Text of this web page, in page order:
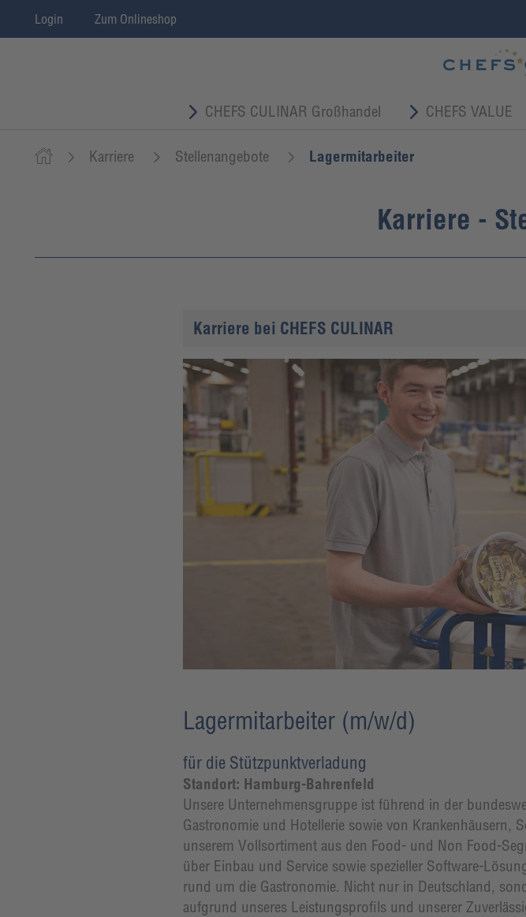
Login Zum Onlineshop
CHEFS CULINAR Großhandel CHEFS VALUE
Karriere Stellenangebote Lagermitarbeiter
Karriere -
Karriere bei CHEFS CULINAR
Lagermitarbeiter (m/w/d)
für die Stützpunktverladung
Standort: Hamburg-Bahrenfeld
Unsere Unternehmensgruppe ist führend in der
Gastronomie und Hotellerie sowie von Krankenhäusern,
unserem Vollsortiment aus den Food- und Non Food-
über Einbau und Service sowie spezieller Software-
rund um die Gastronomie. Nicht nur in Deutschland,
aufgrund unseres Leistungsprofils und unserer